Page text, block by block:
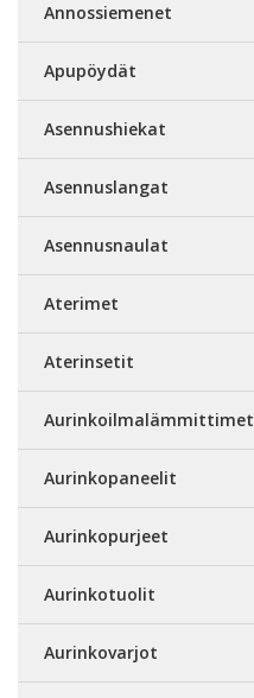
Annossiemenet
Apupöydät
Asennushiekat
Asennuslangat
Asennusnaulat
Aterimet
Aterinsetit
Aurinkoilmalämmittimet
Aurinkopaneelit
Aurinkopurjeet
Aurinkotuolit
Aurinkovarjot